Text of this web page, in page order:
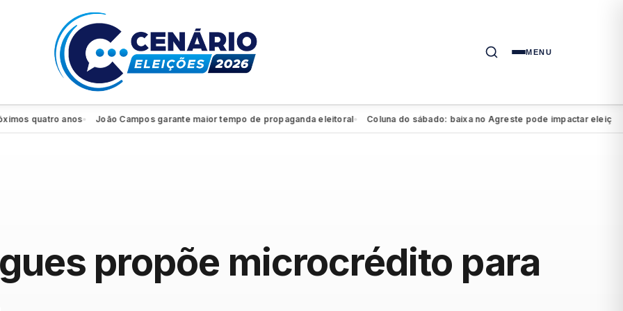
MENU
quatro anos● João Campos garante maior tempo de propaganda eleitoral● Coluna do sábado: baixa no Agreste pode impactar eleição de
propõe microcrédito para